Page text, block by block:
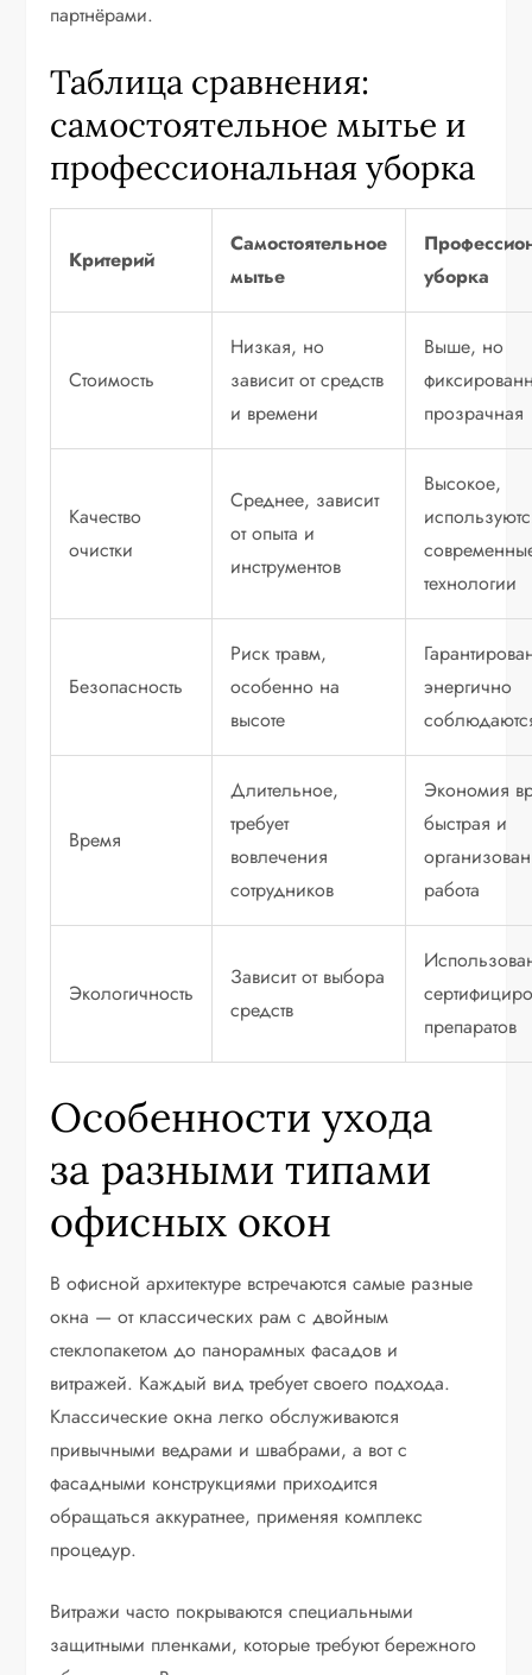
партнёрами.
Таблица сравнения:
самостоятельное мытье и
профессиональная уборка
Критерий
Самостоятельное
мытье
уборка
Стоимость
Низкая, но
зависит от средств
и времени
Выше, но
прозрачная
Качество
очистки
Среднее, зависит
от опыта и
инструментов
Высокое,
технологии
Безопасность
Риск травм,
особенно на
высоте
энергично
Время
Длительное,
требует
вовлечения
сотрудников
Экономия
быстрая и
работа
Экологичность
Зависит от выбора
средств
препаратов
Особенности ухода
за разными типами
офисных окон
В офисной архитектуре встречаются самые разные
окна — от классических рам с двойным
стеклопакетом до панорамных фасадов и
витражей. Каждый вид требует своего подхода.
Классические окна легко обслуживаются
привычными ведрами и швабрами, а вот с
фасадными конструкциями приходится
обращаться аккуратнее, применяя комплекс
процедур.
Витражи часто покрываются специальными
защитными пленками, которые требуют бережного